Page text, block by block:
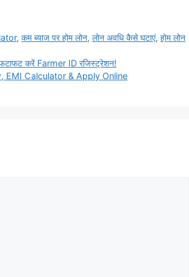
,कम ब्याज पर होम लोन,लोन अवधि कैसे घटाएं,होम लोन
करें Farmer ID रजिस्ट्रेशन!
EMI Calculator & Apply Online